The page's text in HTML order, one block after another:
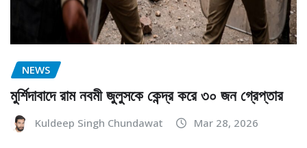
NEWS
মুর্শিদাবাদে রাম নবমী জুলুসকে কেন্দ্র করে ৩০ জন গ্রেপ্তার
Kuldeep Singh Chundawat Mar 28, 2026